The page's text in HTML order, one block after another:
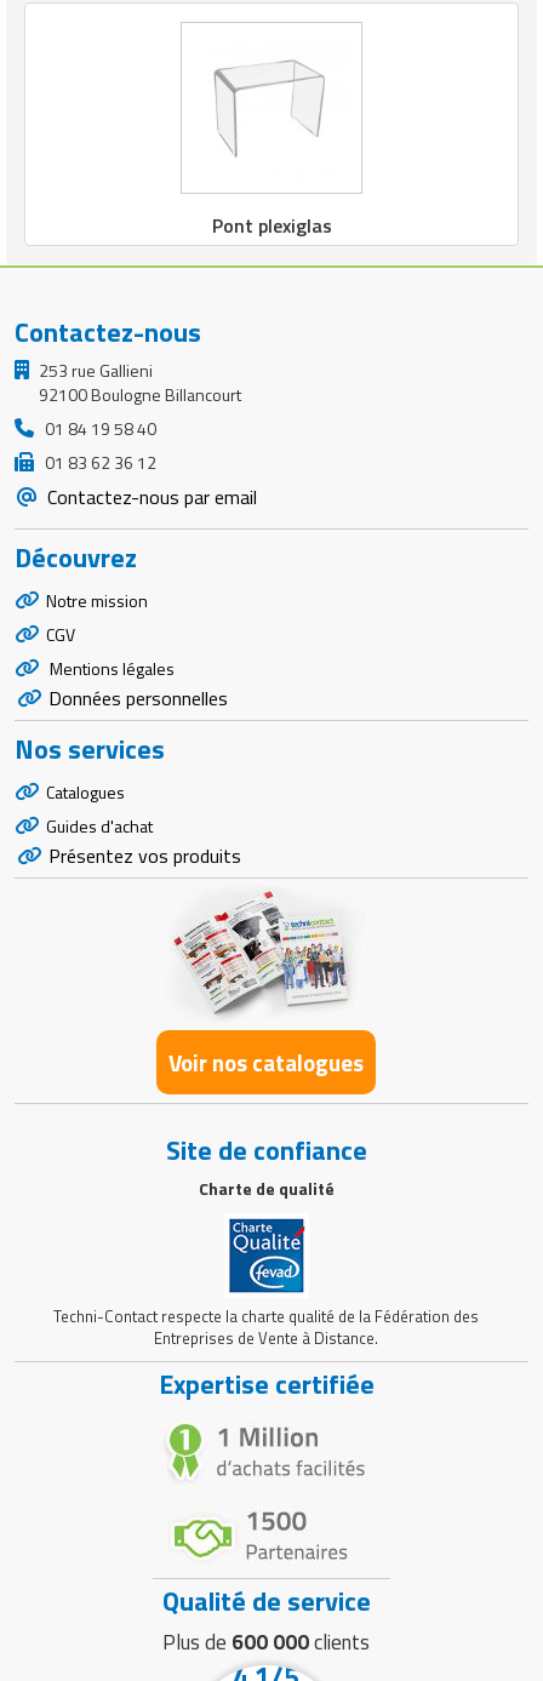
Pont plexiglas
Contactez-nous
253 rue Gallieni
92100 Boulogne Billancourt
01 84 19 58 40
01 83 62 36 12
Contactez-nous par email
Découvrez
Notre mission
CGV
Mentions légales
Données personnelles
Nos services
Catalogues
Guides d'achat
Présentez vos produits
Voir nos catalogues
Site de confiance
Charte de qualité
Techni-Contact respecte la charte qualité de la Fédération des
Entreprises de Vente à Distance.
Expertise certifiée
Qualité de service
Plus de 600 000clients